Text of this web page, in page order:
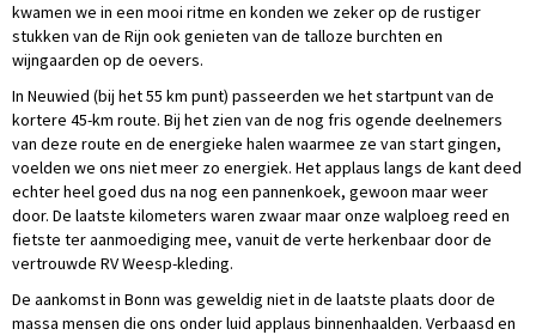
kwamen we in een mooi ritme en konden we zeker op de rustiger
stukken van de Rijn ook genieten van de talloze burchten en
wijngaarden op de oevers.
In Neuwied (bij het 55 km punt) passeerden we het startpunt van de
kortere 45-km route. Bij het zien van de nog fris ogende deelnemers
van deze route en de energieke halen waarmee ze van start gingen,
voelden we ons niet meer zo energiek. Het applaus langs de kant deed
echter heel goed dus na nog een pannenkoek, gewoon maar weer
door. De laatste kilometers waren zwaar maar onze walploeg reed en
fietste ter aanmoediging mee, vanuit de verte herkenbaar door de
vertrouwde RV Weesp-kleding.
De aankomst in Bonn was geweldig niet in de laatste plaats door de
massa mensen die ons onder luid applaus binnenhaalden. Verbaasd en